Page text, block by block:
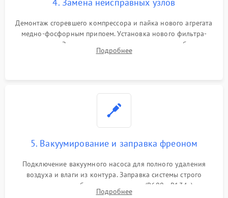
Демонтаж сгоревшего компрессора и пайка нового агрегата
медно-фосфорным припоем. Установка нового фильтра-
осушителя. Замена изношенных вентиляторов обдува,
сломанных заслонок или поврежденных дверных петель.
Подробнее
5. Вакуумирование и заправка фреоном
Подключение вакуумного насоса для полного удаления
воздуха и влаги из контура. Заправка системы строго
дозированным объемом хладагента (R600a, R134a) по
электронным весам. Контроль рабочего давления в системе.
Подробнее